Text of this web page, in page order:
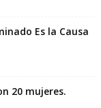
Es la Causa
20 mujeres.